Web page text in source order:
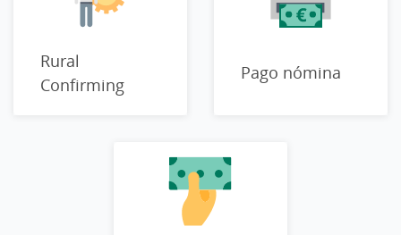
Rural
Confirming
Pago nómina